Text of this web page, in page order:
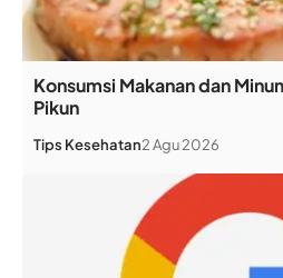
Konsumsi Makanan dan
Pikun
Tips Kesehatan2 Agu 2026